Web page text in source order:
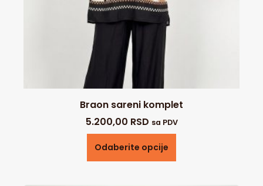
Braon sareni komplet
5.200,00 RSD sa PDV
Odaberite opcije